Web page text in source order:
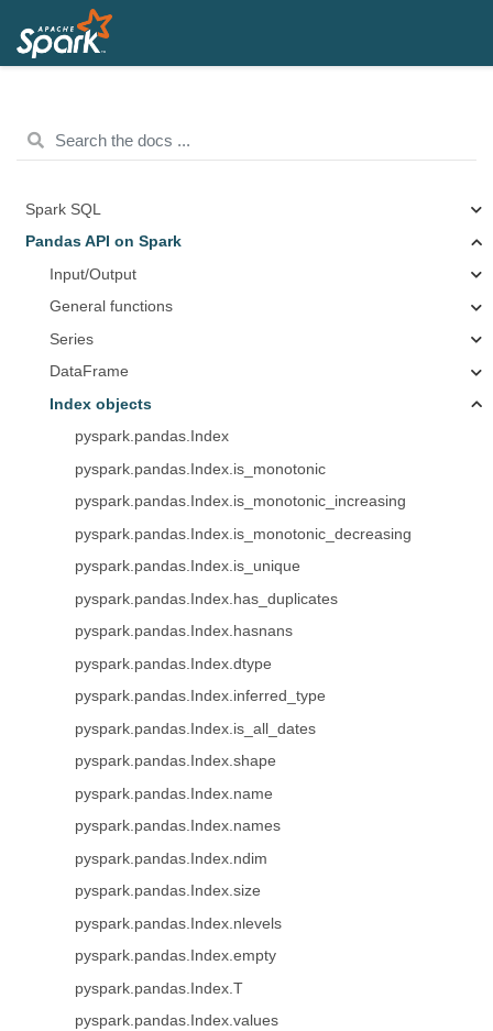
Spark SQL
Pandas API on Spark
Input/Output
General functions
Series
DataFrame
Index objects
pyspark.pandas.Index
pyspark.pandas.Index.is_monotonic
pyspark.pandas.Index.is_monotonic_increasing
pyspark.pandas.Index.is_monotonic_decreasing
pyspark.pandas.Index.is_unique
pyspark.pandas.Index.has_duplicates
pyspark.pandas.Index.hasnans
pyspark.pandas.Index.dtype
pyspark.pandas.Index.inferred_type
pyspark.pandas.Index.is_all_dates
pyspark.pandas.Index.shape
pyspark.pandas.Index.name
pyspark.pandas.Index.names
pyspark.pandas.Index.ndim
pyspark.pandas.Index.size
pyspark.pandas.Index.nlevels
pyspark.pandas.Index.empty
pyspark.pandas.Index.T
pyspark.pandas.Index.values